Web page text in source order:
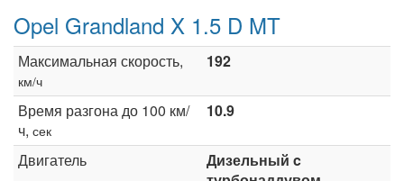
Opel Grandland X 1.5 D MT
Максимальная скорость,
км/ч
192
Время разгона до 100 км/
ч, сек
10.9
Двигатель
Дизельный c